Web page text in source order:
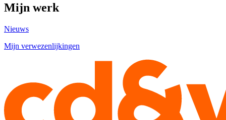
Mijn werk
Nieuws
Mijn verwezenlijkingen